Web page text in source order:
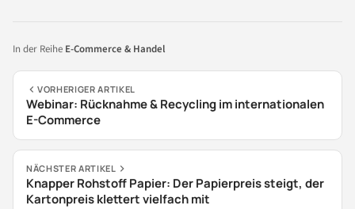
In der Reihe E-Commerce & Handel
VORHERIGER ARTIKEL
Webinar: Rücknahme & Recycling im internationalen
E-Commerce
NÄCHSTER ARTIKEL
Knapper Rohstoff Papier: Der Papierpreis steigt, der
Kartonpreis klettert vielfach mit